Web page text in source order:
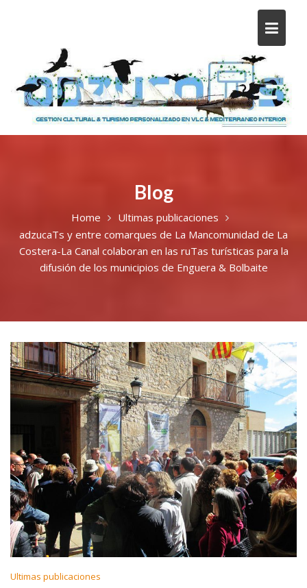
Blog
Home
Ultimas publicaciones
adzucaTs y entre comarques de La Mancomunidad de La
Costera-La Canal colaboran en las ruTas turísticas para la
difusión de los municipios de Enguera & Bolbaite
Ultimas publicaciones